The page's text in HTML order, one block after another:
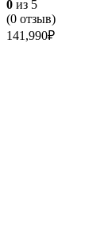
0 из 5
(0 отзыв)
141,990₽